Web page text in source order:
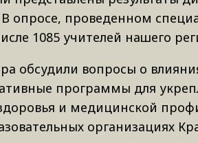
опросе, проведенном
1085 учителей нашего
обсудили вопросы о
программы для
и медицинской
организациях